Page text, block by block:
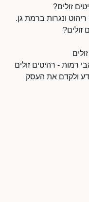
זולים?
ונגרות ברמת גן.
זולים?
רמות - רהיטים זולים
ולקדם את העסק